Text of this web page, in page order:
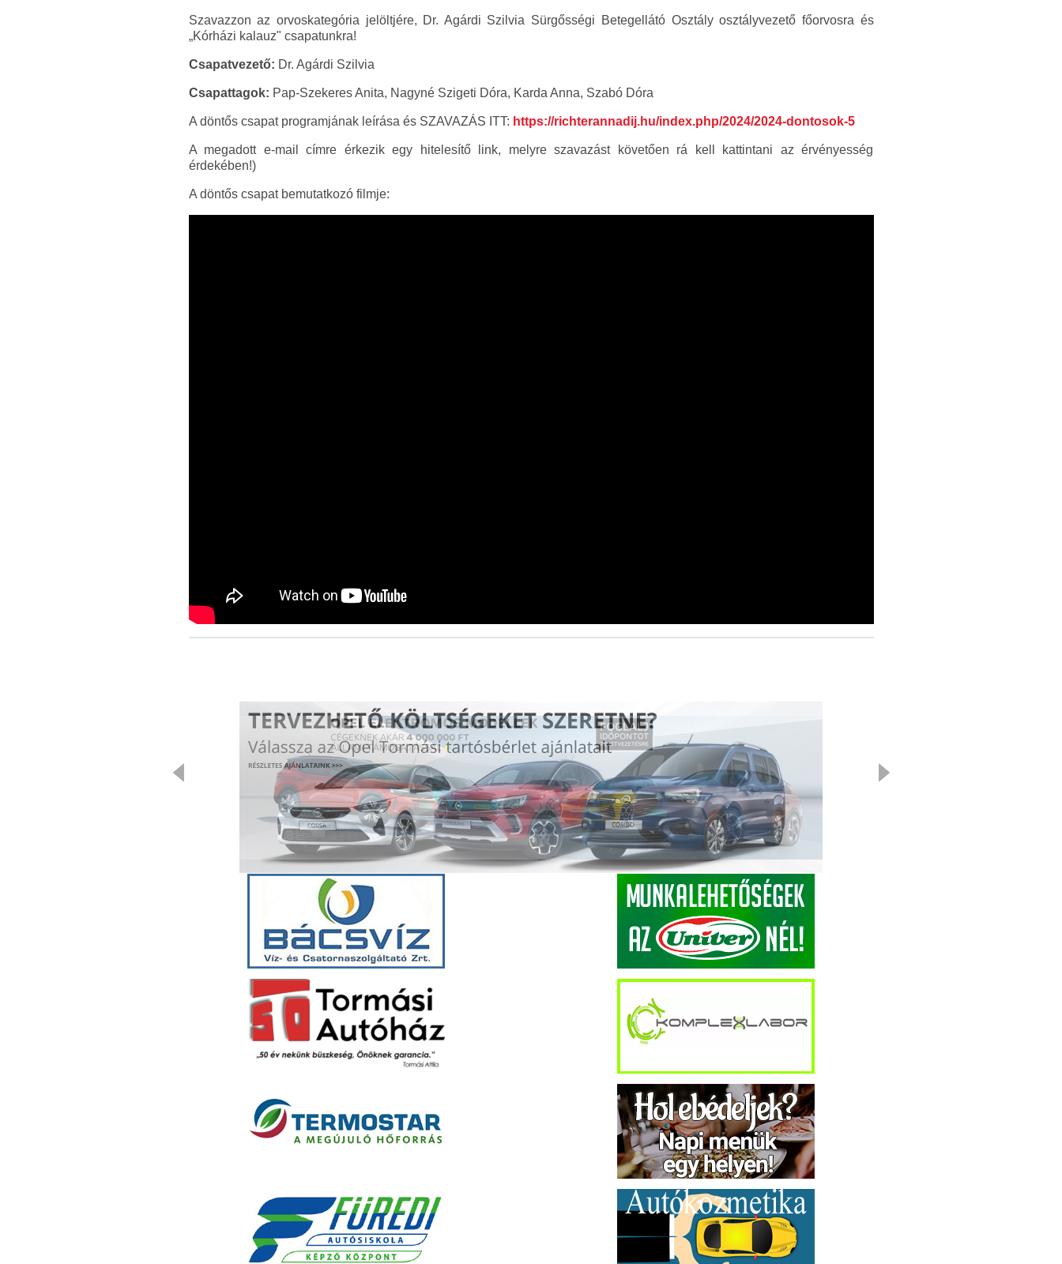
Szavazzon az orvoskategória jelöltjére, Dr. Agárdi Szilvia Sürgősségi Betegellátó Osztály osztályvezető főorvosra és
„Kórházi kalauz" csapatunkra!
Csapatvezető: Dr. Agárdi Szilvia
Csapattagok: Pap-Szekeres Anita, Nagyné Szigeti Dóra, Karda Anna, Szabó Dóra
A döntős csapat programjának leírása és SZAVAZÁS ITT: https://richterannadij.hu/index.php/2024/2024-dontosok-5
A megadott e-mail címre érkezik egy hitelesítő link, melyre szavazást követően rá kell kattintani az érvényesség
érdekében!)
A döntős csapat bemutatkozó filmje: